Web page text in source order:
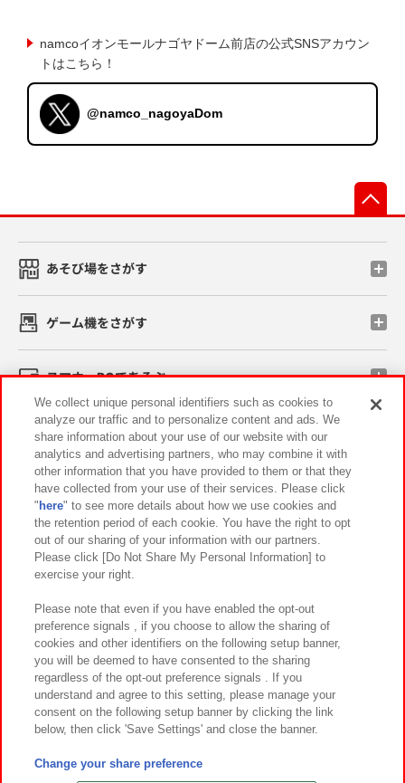
namcoイオンモールナゴヤドーム前店の公式SNSアカウン
トはこちら！
@namco_nagoyaDom
あそび場をさがす
ゲーム機をさがす
スマホ・PCであそぶ
イベント・キャンペーン
関連会社 サステナビリティ サイトポリシー
プライバシーポリシー ウェブアクセシビリティ方針と検証結果
お取引先さまとともに
カスタマーハラスメント対応方針 よくあるご質問・お問い合わせ
©Bandai Namco Amusement Inc.
©Bandai Namco Amusement Lab Inc.
We collect unique personal identifiers such as cookies to
analyze our traffic and to personalize content and ads. We
share information about your use of our website with our
analytics and advertising partners, who may combine it with
other information that you have provided to them or that they
have collected from your use of their services. Please click
" here" to see more details about how we use cookies and
the retention period of each cookie. You have the right to opt
out of our sharing of your information with our partners.
Please click [Do Not Share My Personal Information] to
exercise your right.
Please note that even if you have enabled the opt-out
preference signals , if you choose to allow the sharing of
cookies and other identifiers on the following setup banner,
you will be deemed to have consented to the sharing
regardless of the opt-out preference signals . If you
understand and agree to this setting, please manage your
consent on the following setup banner by clicking the link
below, then click 'Save Settings' and close the banner.
Change your share preference